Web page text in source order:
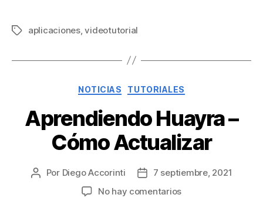
aplicaciones,videotutorial
NOTICIAS TUTORIALES
Aprendiendo Huayra –
Cómo Actualizar
Por Diego Accorinti
7 septiembre, 2021
No hay comentarios